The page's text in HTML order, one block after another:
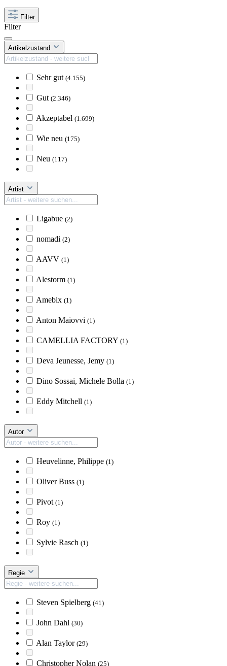
Filter
Filter
Artikelzustand
Sehr gut (4.155)
Gut (2.346)
Akzeptabel (1.699)
Wie neu (175)
Neu (117)
Artist
Ligabue (2)
nomadi (2)
AAVV (1)
Alestorm (1)
Amebix (1)
Anton Maiovvi (1)
CAMELLIA FACTORY (1)
Deva Jeunesse, Jemy (1)
Dino Sossai, Michele Bolla (1)
Eddy Mitchell (1)
Autor
Heuvelinne, Philippe (1)
Oliver Buss (1)
Pivot (1)
Roy (1)
Sylvie Rasch (1)
Regie
Steven Spielberg (41)
John Dahl (30)
Alan Taylor (29)
Christopher Nolan (25)